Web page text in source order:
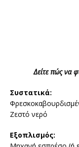
Δείτε πώς να
Συστατικά:
Ζεστό νερό
Εξοπλισμός: